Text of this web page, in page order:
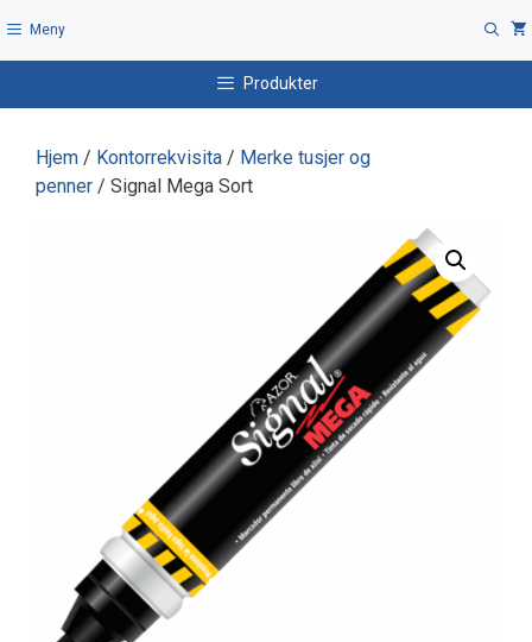
til
Meny
Produkter
Hjem / Kontorrekvisita / Merke tusjer og
penner / Signal Mega Sort